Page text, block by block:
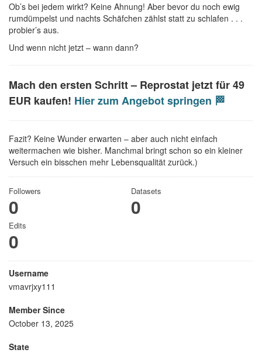
Ob’s bei jedem wirkt? Keine Ahnung! Aber bevor du noch ewig
rumdümpelst und nachts Schäfchen zählst statt zu schlafen . . .
probier’s aus.
Und wenn nicht jetzt – wann dann?
Mach den ersten Schritt – Reprostat jetzt für 49
EUR kaufen! Hier zum Angebot springen 🏁
Fazit? Keine Wunder erwarten – aber auch nicht einfach
weitermachen wie bisher. Manchmal bringt schon so ein kleiner
Versuch ein bisschen mehr Lebensqualität zurück.)
Followers
0
Datasets
0
Edits
0
Username
vmavrjxy111
Member Since
October 13, 2025
State